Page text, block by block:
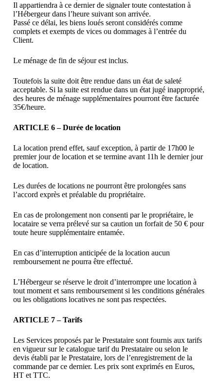
Il appartiendra à ce dernier de signaler toute contestation à
l’Hébergeur dans l’heure suivant son arrivée.
Passé ce délai, les biens loués seront considérés comme
complets et exempts de vices ou dommages à l’entrée du
Client.
Le ménage de fin de séjour est inclus.
Toutefois la suite doit être rendue dans un état de saleté
acceptable. Si la suite est rendue dans un état jugé inapproprié,
des heures de ménage supplémentaires pourront être facturée
35€/heure.
ARTICLE 6 – Durée de location
La location prend effet, sauf exception, à partir de 17h00 le
premier jour de location et se termine avant 11h le dernier jour
de location.
Les durées de locations ne pourront être prolongées sans
l’accord exprès et préalable du propriétaire.
En cas de prolongement non consenti par le propriétaire, le
locataire se verra prélevé sur sa caution un forfait de 50 € pour
toute heure supplémentaire entamée.
En cas d’interruption anticipée de la location aucun
remboursement ne pourra être effectué.
L’Hébergeur se réserve le droit d’interrompre une location à
tout moment et sans remboursement si les conditions générales
ou les obligations locatives ne sont pas respectées.
ARTICLE 7 – Tarifs
Les Services proposés par le Prestataire sont fournis aux tarifs
en vigueur sur le catalogue tarif du Prestataire ou selon le
devis établi par le Prestataire, lors de l’enregistrement de la
commande par ce dernier. Les prix sont exprimés en Euros,
HT et TTC.